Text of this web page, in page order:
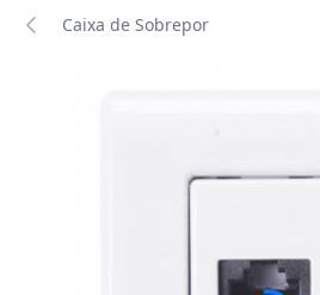
Caixa de Sobrepor